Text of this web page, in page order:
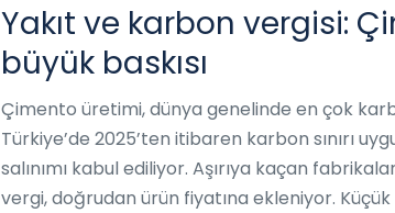
Yakıt ve karbon vergisi:
büyük baskısı
Çimento üretimi, dünya genelinde en çok
Türkiye’de 2025’ten itibaren karbon sınırı
salınımı kabul ediliyor. Aşırıya kaçan
vergi, doğrudan ürün fiyatına ekleniyor.